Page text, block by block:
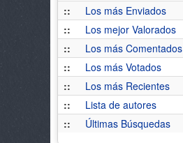
::
Los más Enviados
::
Los mejor Valorados
::
Los más Comentados
::
Los más Votados
::
Los más Recientes
::
Lista de autores
::
Últimas Búsquedas